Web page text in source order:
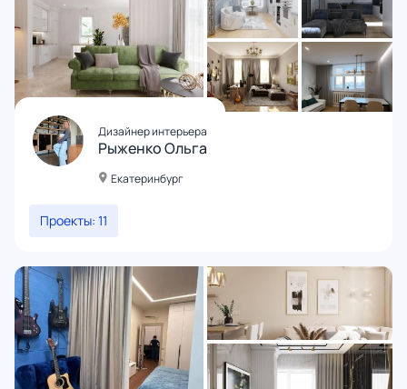
Дизайнер интерьера
Рыженко Ольга
Екатеринбург
Проекты: 11